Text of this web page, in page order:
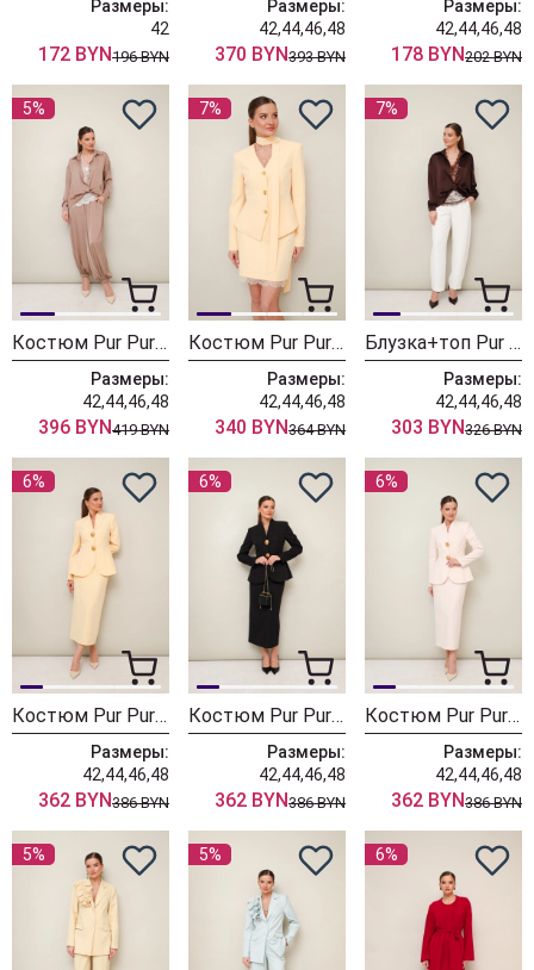
Размеры:
42
172 BYN196 BYN
Размеры:
42,44,46,48
370 BYN393 BYN
Размеры:
42,44,46,48
178 BYN202 BYN
5%
Костюм Pur Pur 11-463-1
Размеры:
42,44,46,48
396 BYN419 BYN
7%
Костюм Pur Pur 11-462-4
Размеры:
42,44,46,48
340 BYN364 BYN
7%
Блузка+топ Pur Pur 11-454
Размеры:
42,44,46,48
303 BYN326 BYN
6%
Костюм Pur Pur 11-452-4
Размеры:
42,44,46,48
362 BYN386 BYN
6%
Костюм Pur Pur 11-452-3
Размеры:
42,44,46,48
362 BYN386 BYN
6%
Костюм Pur Pur 11-452-2
Размеры:
42,44,46,48
362 BYN386 BYN
5% 5% 6%